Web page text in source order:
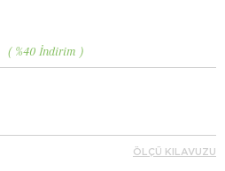
%40 İndirim
ÖLÇÜ KILAVUZU